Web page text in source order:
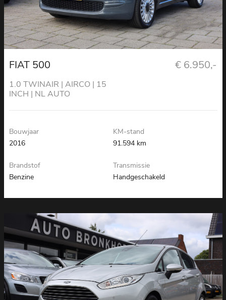
FIAT 500
1.0 TWINAIR | AIRCO | 15
INCH | NL AUTO
€ 6.950,-
Bouwjaar
2016
KM-stand
91.594 km
Brandstof
Benzine
Transmissie
Handgeschakeld